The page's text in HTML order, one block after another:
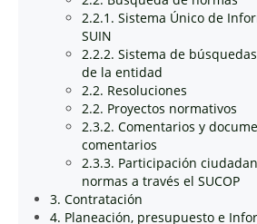
2.2.1. Sistema Único de
SUIN
2.2.2. Sistema de
de la entidad
2.2. Resoluciones
2.2. Proyectos normativos
2.3.2. Comentarios y
comentarios
2.3.3. Participación
normas a través el SUCOP
3. Contratación
4. Planeación, presupuesto e